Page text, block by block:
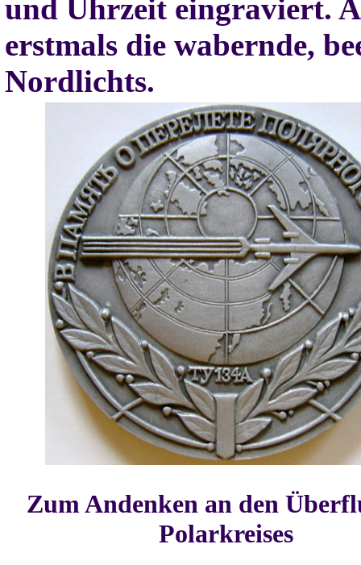
und Uhrzeit eingraviert.
erstmals die wabernde,
Nordlichts.
Zum Andenken an den
Polarkreises